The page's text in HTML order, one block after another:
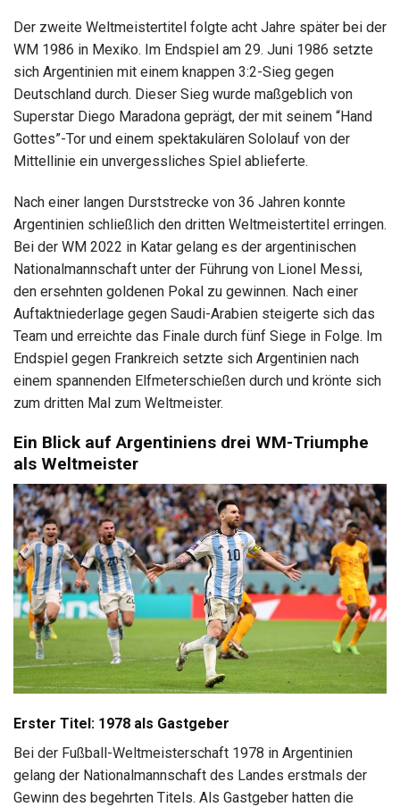
Der zweite Weltmeistertitel folgte acht Jahre später bei der
WM 1986 in Mexiko. Im Endspiel am 29. Juni 1986 setzte
sich Argentinien mit einem knappen 3:2-Sieg gegen
Deutschland durch. Dieser Sieg wurde maßgeblich von
Superstar Diego Maradona geprägt, der mit seinem “Hand
Gottes”-Tor und einem spektakulären Sololauf von der
Mittellinie ein unvergessliches Spiel ablieferte.
Nach einer langen Durststrecke von 36 Jahren konnte
Argentinien schließlich den dritten Weltmeistertitel erringen.
Bei der WM 2022 in Katar gelang es der argentinischen
Nationalmannschaft unter der Führung von Lionel Messi,
den ersehnten goldenen Pokal zu gewinnen. Nach einer
Auftaktniederlage gegen Saudi-Arabien steigerte sich das
Team und erreichte das Finale durch fünf Siege in Folge. Im
Endspiel gegen Frankreich setzte sich Argentinien nach
einem spannenden Elfmeterschießen durch und krönte sich
zum dritten Mal zum Weltmeister.
Ein Blick auf Argentiniens drei WM-Triumphe
als Weltmeister
Erster Titel: 1978 als Gastgeber
Bei der Fußball-Weltmeisterschaft 1978 in Argentinien
gelang der Nationalmannschaft des Landes erstmals der
Gewinn des begehrten Titels. Als Gastgeber hatten die